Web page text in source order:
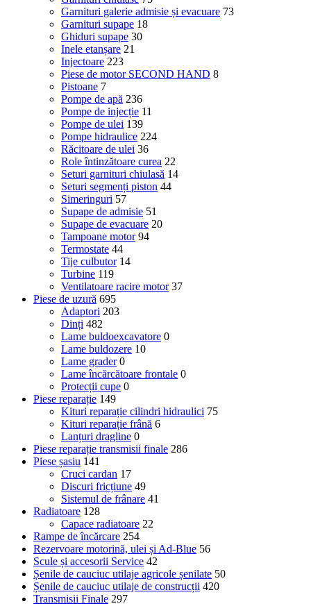
Garnituri galerie admisie și evacuare 73
Garnituri supape 18
Ghiduri supape 30
Inele etanșare 21
Injectoare 223
Piese de motor SECOND HAND 8
Pistoane 7
Pompe de apă 236
Pompe de injecție 11
Pompe de ulei 139
Pompe hidraulice 224
Răcitoare de ulei 36
Role întinzătoare curea 22
Seturi garnituri chiulasă 14
Seturi segmenți piston 44
Simeringuri 57
Supape de admisie 51
Supape de evacuare 20
Tampoane motor 94
Termostate 44
Tije culbutor 14
Turbine 119
Ventilatoare racire motor 37
Piese de uzură 695
Adaptori 203
Dinți 482
Lame buldoexcavatore 0
Lame buldozere 10
Lame grader 0
Lame încărcătoare frontale 0
Protecții cupe 0
Piese reparație 149
Kituri reparație cilindri hidraulici 75
Kituri reparație frână 6
Lanțuri dragline 0
Piese reparație transmisii finale 286
Piese șasiu 141
Cruci cardan 17
Discuri fricțiune 49
Sistemul de frânare 41
Radiatoare 128
Capace radiatoare 22
Rampe de încărcare 254
Rezervoare motorină, ulei și Ad-Blue 56
Scule și accesorii Service 42
Șenile de cauciuc utilaje agricole șenilate 50
Șenile de cauciuc utilaje de construcții 420
Transmisii Finale 297